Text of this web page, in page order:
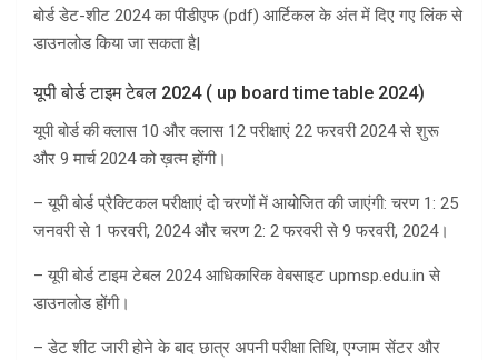
बोर्ड डेट-शीट 2024 का पीडीएफ (pdf) आर्टिकल के अंत में दिए गए लिंक से
डाउनलोड किया जा सकता है|
यूपी बोर्ड टाइम टेबल 2024 ( up board time table 2024)
यूपी बोर्ड की क्लास 10 और क्लास 12 परीक्षाएं 22 फरवरी 2024 से शुरू
और 9 मार्च 2024 को ख़त्म होंगी।
– यूपी बोर्ड प्रैक्टिकल परीक्षाएं दो चरणों में आयोजित की जाएंगी: चरण 1: 25
जनवरी से 1 फरवरी, 2024 और चरण 2: 2 फरवरी से 9 फरवरी, 2024।
– यूपी बोर्ड टाइम टेबल 2024 आधिकारिक वेबसाइट upmsp.edu.in से
डाउनलोड होंगी।
– डेट शीट जारी होने के बाद छात्र अपनी परीक्षा तिथि, एग्जाम सेंटर और